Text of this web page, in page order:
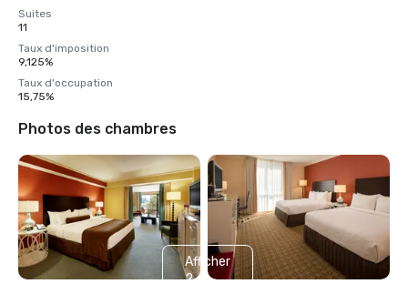
Suites
11
Taux d'imposition
9,125%
Taux d'occupation
15,75%
Photos des chambres
Afficher
2